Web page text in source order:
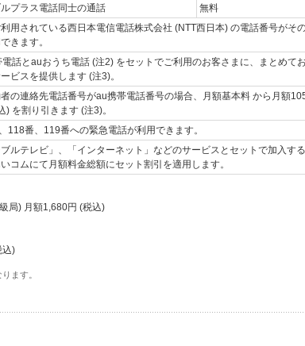
プラス電話同士の通話
無料
用されている西日本電信電話株式会社 (NTT西日本) の電話番号がそ
きます。
話とauおうち電話 (注2) をセットでご利用のお客さまに、まとめて
ビスを提供します (注3)。
の連絡先電話番号がau携帯電話番号の場合、月額基本料 から月額
) を割り引きます (注3)。
118番、119番への緊急電話が利用できます。
ブルテレビ」、「インターネット」などのサービスとセットで加入する
コムにて月額料金総額にセット割引を適用します。
局) 月額1,680円 (税込)
込)
ます。